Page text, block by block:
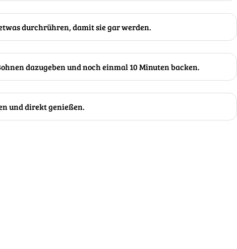
durchrühren, damit sie gar werden.
dazugeben und noch einmal 10 Minuten backen.
und direkt genießen.